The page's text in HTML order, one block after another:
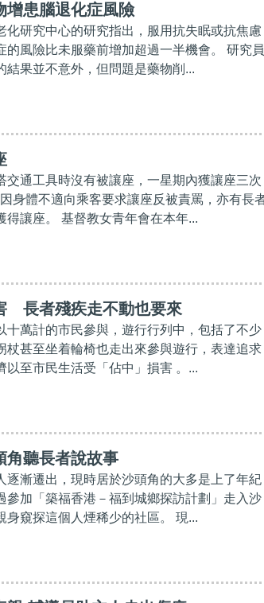
增患腦退化症風險
化研究中心的研究指出，服用抗失眠或抗焦慮
的風險比未服藥前增加超過一半機會。 研究員
果並不意外，但問題是藥物削...
交通工具時沒有被讓座，一星期內獲讓座三次
身體不適向乘客要求讓座反被責罵，亦有長
讓座。 基督教女青年會在本年...
長者殘疾走不動也要來
十萬計的市民參與，遊行行列中，包括了不少
杖甚至坐着輪椅也走出來參與遊行，表達追求
至市民生活受「佔中」損害 。...
角聽長者說故事
逐漸遷出，現時居於沙頭角的大多是上了年紀
參加「築福香港－福到城鄉探訪計劃」走入沙
窺探這個人煙稀少的社區。 現...